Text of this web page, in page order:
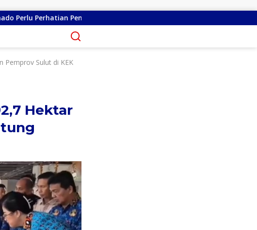
Remly Kandoli Sukses Perjuangkan Perbaikan Jalan
Pemprov Sulut di KEK
Hektar